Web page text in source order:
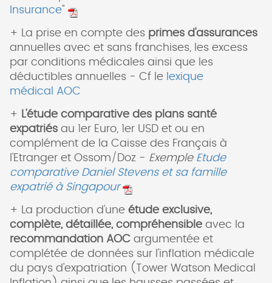
Insurance"
+ La prise en compte des primes d'assurances
annuelles avec et sans franchises, les excess
par conditions médicales ainsi que les
déductibles annuelles - Cf le lexique
médical AOC
+ L'étude comparative des plans santé
expatriés au 1er Euro, 1er USD et ou en
complément de la Caisse des Français à
l'Etranger et Ossom/Doz - Exemple Etude
comparative Daniel Stevens et sa famille
expatrié à Singapour
+ La production d'une étude exclusive,
complète, détaillée, compréhensibleavec la
recommandation AOCargumentée et
complétée de données sur l'inflation médicale
du pays d'expatriation (Tower Watson Medical